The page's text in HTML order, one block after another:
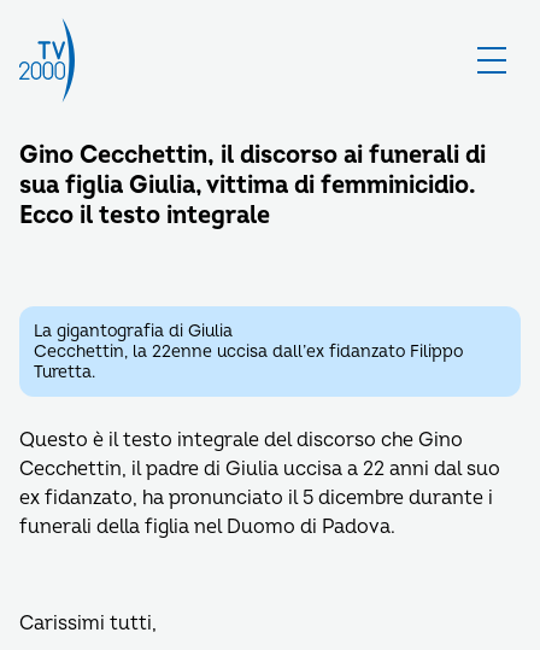
Gino Cecchettin, il discorso ai funerali di
sua figlia Giulia, vittima di femminicidio.
Ecco il testo integrale
La gigantografia di Giulia
Cecchettin, la 22enne uccisa dall’ex fidanzato Filippo
Turetta.
Questo è il testo integrale del discorso che Gino
Cecchettin, il padre di Giulia uccisa a 22 anni dal suo
ex fidanzato, ha pronunciato il 5 dicembre durante i
funerali della figlia nel Duomo di Padova.
Carissimi tutti,